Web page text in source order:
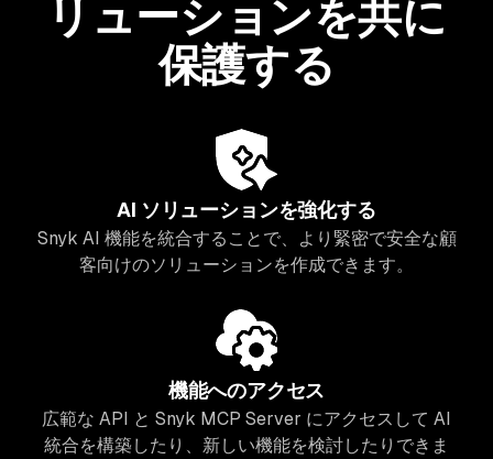
リューションを共に
保護する
AI ソリューションを強化する
Snyk AI 機能を統合することで、より緊密で安全な顧
客向けのソリューションを作成できます。
機能へのアクセス
広範な API と Snyk MCP Server にアクセスして AI
統合を構築したり、新しい機能を検討したりできま